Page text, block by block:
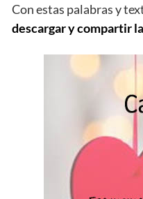
Con estas palabras y
descargar y compartir